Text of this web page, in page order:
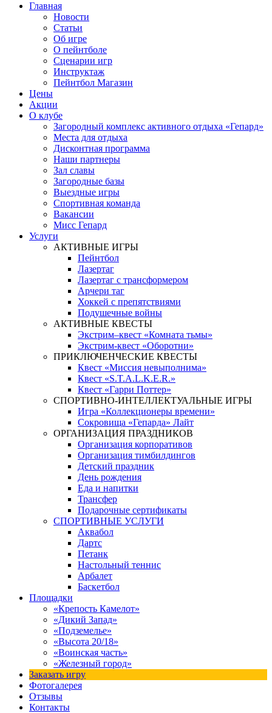
Главная
Новости
Статьи
Об игре
О пейнтболе
Сценарии игр
Инструктаж
Пейнтбол Магазин
Цены
Акции
О клубе
Загородный комплекс активного отдыха «Гепард»
Места для отдыха
Дисконтная программа
Наши партнеры
Зал славы
Загородные базы
Выездные игры
Спортивная команда
Вакансии
Мисс Гепард
Услуги
АКТИВНЫЕ ИГРЫ
Пейнтбол
Лазертаг
Лазертаг с трансформером
Арчери таг
Хоккей с препятствиями
Подушечные войны
АКТИВНЫЕ КВЕСТЫ
Экстрим–квест «Комната тьмы»
Экстрим-квест «Оборотни»
ПРИКЛЮЧЕНЧЕСКИЕ КВЕСТЫ
Квест «Миссия невыполнима»
Квест «S.T.A.L.K.E.R.»
Квест «Гарри Поттер»
СПОРТИВНО-ИНТЕЛЛЕКТУАЛЬНЫЕ ИГРЫ
Игра «Коллекционеры времени»
Сокровища «Гепарда» Лайт
ОРГАНИЗАЦИЯ ПРАЗДНИКОВ
Организация корпоративов
Организация тимбилдингов
Детский праздник
День рождения
Еда и напитки
Трансфер
Подарочные сертификаты
СПОРТИВНЫЕ УСЛУГИ
Аквабол
Дартс
Петанк
Настольный теннис
Арбалет
Баскетбол
Площадки
«Крепость Камелот»
«Дикий Запад»
«Подземелье»
«Высота 20/18»
«Воинская часть»
«Железный город»
Заказать игру
Фотогалерея
Отзывы
Контакты